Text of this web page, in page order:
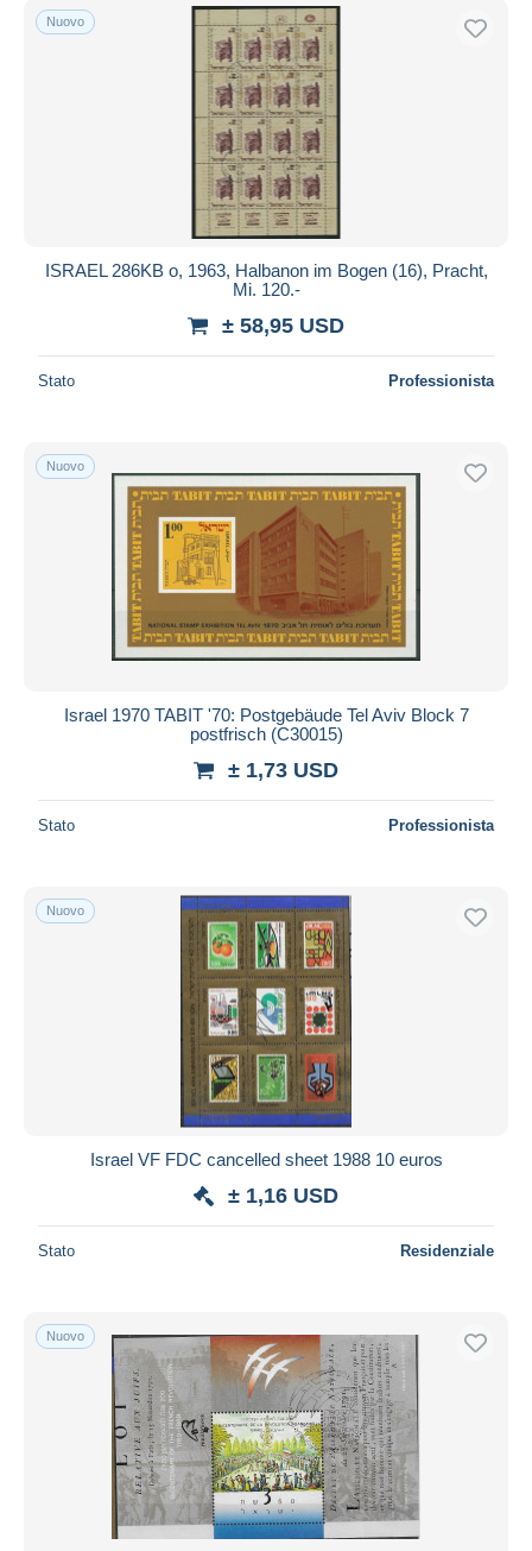
Nuovo
ISRAEL 286KB o, 1963, Halbanon im Bogen (16), Pracht,
Mi. 120.-
± 58,95 USD
Stato Professionista
Nuovo
Israel 1970 TABIT '70: Postgebäude Tel Aviv Block 7
postfrisch (C30015)
± 1,73 USD
Stato Professionista
Nuovo
Israel VF FDC cancelled sheet 1988 10 euros
± 1,16 USD
Stato Residenziale
Nuovo